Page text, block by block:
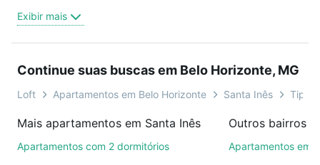
oferta ideal de Apartamentos à venda em Santa
Inês, Belo Horizonte, MG para conquistar seu sonho.
é grátis, sem compromisso e você ainda conta com
mais de 46 mil corretores e imobiliárias te ajudando
Como escolher um imóvel?
Exibir mais
Continue suas buscas em Belo Horizonte, MG
Loft Apartamentos em Belo Horizonte Santa Inês Tipo
Mais apartamentos em Santa Inês
Apartamentos com 2 dormitórios
Apartamentos em